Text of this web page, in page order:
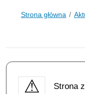
Strona główna
Strona